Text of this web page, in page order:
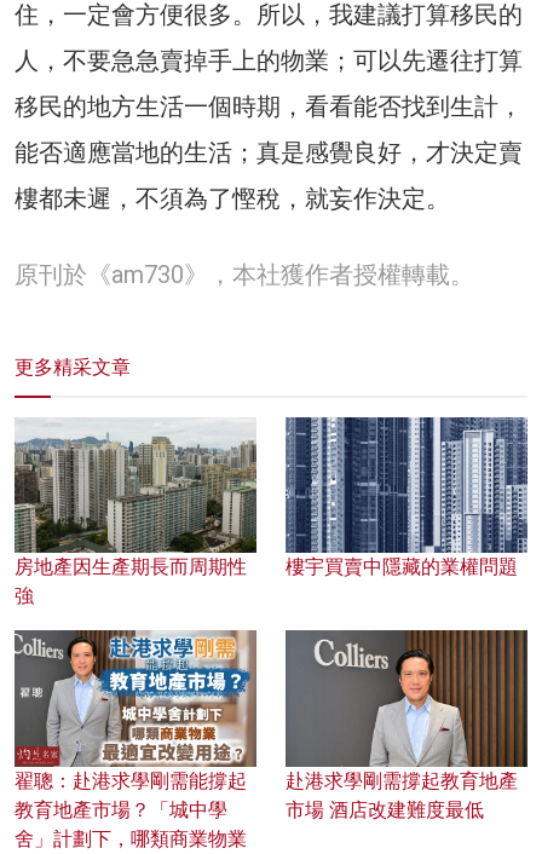
住，一定會方便很多。所以，我建議打算移民的
人，不要急急賣掉手上的物業；可以先遷往打算
移民的地方生活一個時期，看看能否找到生計，
能否適應當地的生活；真是感覺良好，才決定賣
樓都未遲，不須為了慳稅，就妄作決定。
原刊於《am730》，本社獲作者授權轉載。
更多精采文章
房地產因生產期長而周期性
強
樓宇買賣中隱藏的業權問題
翟聰：赴港求學剛需能撐起
教育地產市場？「城中學
舍」計劃下，哪類商業物業
赴港求學剛需撐起教育地產
市場 酒店改建難度最低